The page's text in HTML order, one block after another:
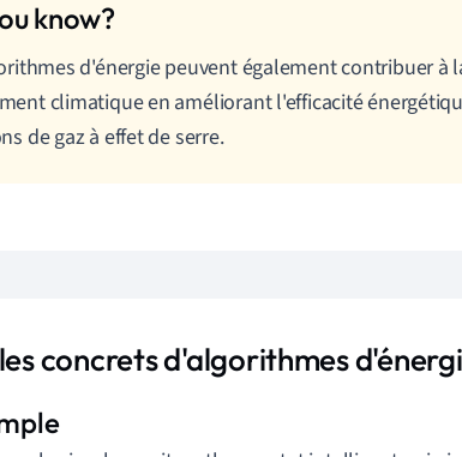
d'énergie peuvent également contribuer à
climatique en améliorant l'efficacité
de gaz à effet de serre.
concrets d'algorithmes